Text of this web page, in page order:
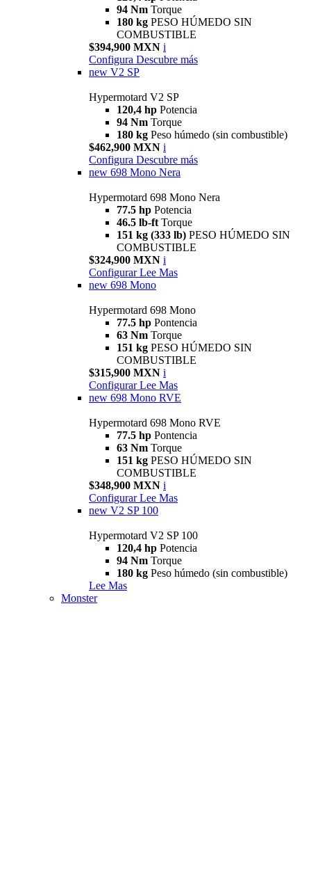
94 Nm Torque
180 kg PESO HÚMEDO SIN
COMBUSTIBLE
$394,900 MXN i
Configura Descubre más
new V2 SP
Hypermotard V2 SP
120,4 hp Potencia
94 Nm Torque
180 kg Peso húmedo (sin combustible)
$462,900 MXN i
Configura Descubre más
new 698 Mono Nera
Hypermotard 698 Mono Nera
77.5 hp Potencia
46.5 lb-ft Torque
151 kg (333 lb) PESO HÚMEDO SIN
COMBUSTIBLE
$324,900 MXN i
Configurar Lee Mas
new 698 Mono
Hypermotard 698 Mono
77.5 hp Pontencia
63 Nm Torque
151 kg PESO HÚMEDO SIN
COMBUSTIBLE
$315,900 MXN i
Configurar Lee Mas
new 698 Mono RVE
Hypermotard 698 Mono RVE
77.5 hp Pontencia
63 Nm Torque
151 kg PESO HÚMEDO SIN
COMBUSTIBLE
$348,900 MXN i
Configurar Lee Mas
new V2 SP 100
Hypermotard V2 SP 100
120,4 hp Potencia
94 Nm Torque
180 kg Peso húmedo (sin combustible)
Lee Mas
Monster